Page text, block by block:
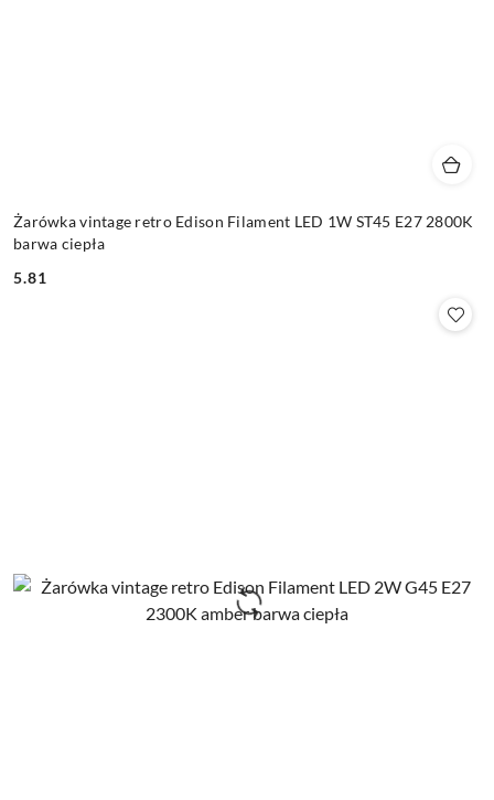
Żarówka vintage retro Edison Filament LED 1W ST45 E27 2800K
barwa ciepła
Cena:
5.81